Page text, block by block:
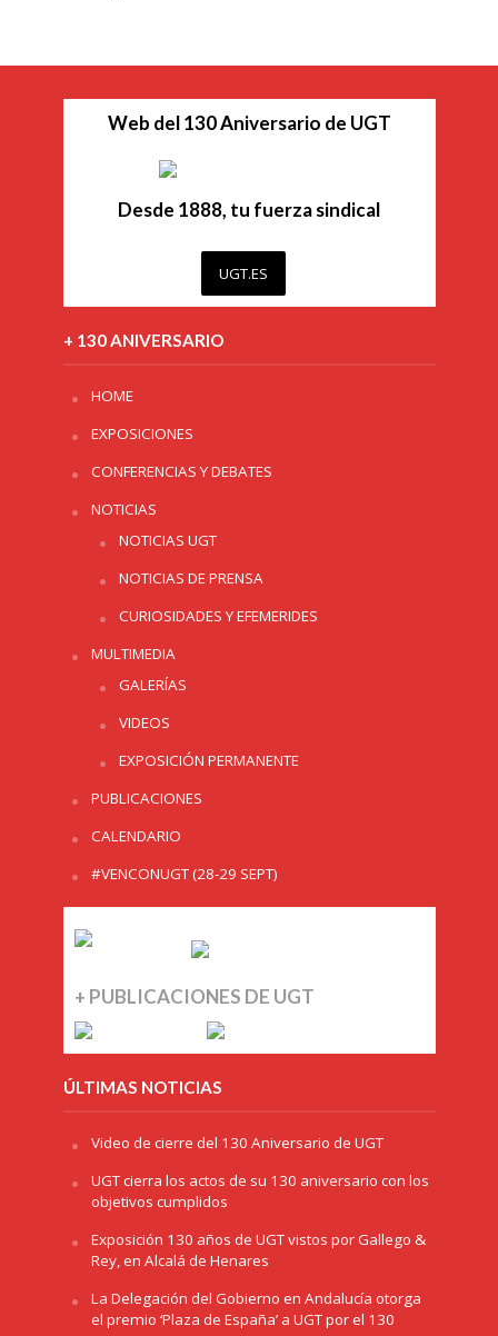
Web del 130 Aniversario de UGT
Desde 1888, tu fuerza sindical
UGT.ES
+ 130 ANIVERSARIO
HOME
EXPOSICIONES
CONFERENCIAS Y DEBATES
NOTICIAS
NOTICIAS UGT
NOTICIAS DE PRENSA
CURIOSIDADES Y EFEMERIDES
MULTIMEDIA
GALERÍAS
VIDEOS
EXPOSICIÓN PERMANENTE
PUBLICACIONES
CALENDARIO
#VENCONUGT (28-29 SEPT)
+ PUBLICACIONES DE UGT
ÚLTIMAS NOTICIAS
Video de cierre del 130 Aniversario de UGT
UGT cierra los actos de su 130 aniversario con los
objetivos cumplidos
Exposición 130 años de UGT vistos por Gallego &
Rey, en Alcalá de Henares
La Delegación del Gobierno en Andalucía otorga
el premio ‘Plaza de España’ a UGT por el 130